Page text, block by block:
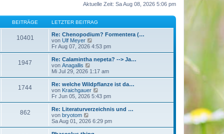
Aktuelle Zeit: Sa Aug 08, 2026 5:06 pm
BEITRÄGE LETZTER BEITRAG
10401
Re: Chenopodium? Formentera (…
von Ulf Meyer
e
u
e
t
r
B
e
i
r
g
Fr Aug 07, 2026 4:53 pm
1947
Re: Calamintha nepeta? --> Ja…
von Anagallis
e
u
e
s
t
B
e
i
Mi Jul 29, 2026 1:17 am
1744
Re: welche Wildpflanze ist da…
von Kraichgauer
e
u
e
t
Fr Jun 05, 2026 5:43 pm
862
Re: Literaturverzeichnis und …
von bryotom
e
u
e
Sa Aug 01, 2026 6:29 pm